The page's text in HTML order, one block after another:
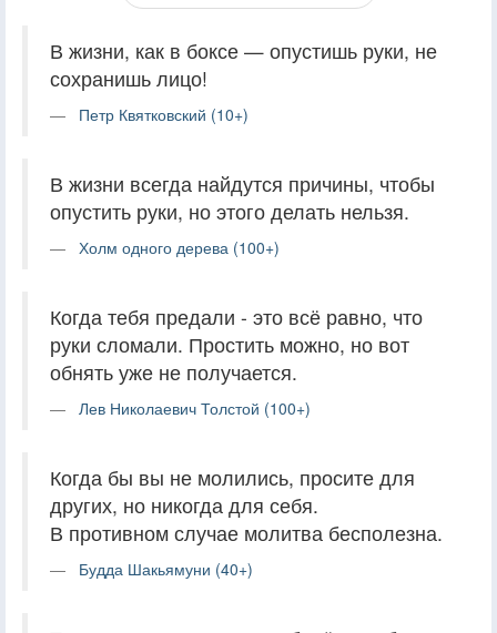
В жизни, как в боксе — опустишь руки, не
сохранишь лицо!
Петр Квятковский (10+)
В жизни всегда найдутся причины, чтобы
опустить руки, но этого делать нельзя.
Холм одного дерева (100+)
Когда тебя предали - это всё равно, что
руки сломали. Простить можно, но вот
обнять уже не получается.
Лев Николаевич Толстой (100+)
Когда бы вы не молились, просите для
других, но никогда для себя.
В противном случае молитва бесполезна.
Будда Шакьямуни (40+)